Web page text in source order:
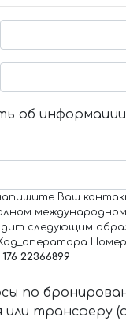
об информации
Ваш
следующим
Номер
22366899
по
или трансферу